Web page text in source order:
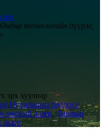
технологийн дүүрэг,
эрх хуулиар
,Нууцлалын бодлого
мөсний лазер,Диодын
,